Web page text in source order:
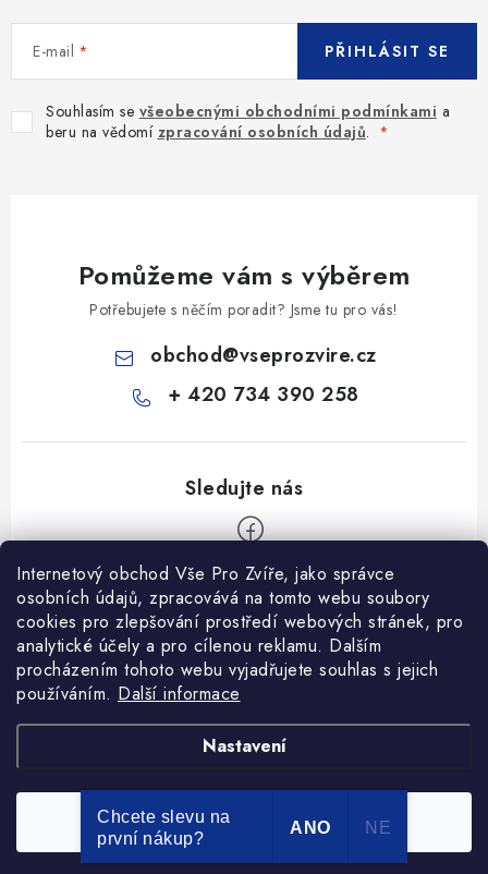
Internetový obchod Vše Pro Zvíře, jako správce
osobních údajů, zpracovává na tomto webu soubory
cookies pro zlepšování prostředí webových stránek, pro
analytické účely a pro cílenou reklamu. Dalším
procházením tohoto webu vyjadřujete souhlas s jejich
používáním. Další informace
Nastavení
Souhlasím
E-mail
Souhlasím se všeobecnými obchodními podmínkami a
beru na vědomí zpracování osobních údajů.
PŘIHLÁSIT SE
Pomůžeme vám s výběrem
Potřebujete s něčím poradit? Jsme tu pro vás!
obchod@vseprozvire.cz
+ 420 734 390 258
Informace pro Vás
Ceník dopravy
Kontakty
Obchodní podmínky
Podmínky ochrany osobních údajů
Heuréka recenze
Vytvořil Shoptet Premium
Copyright 2026Vše Pro Zvíře . Všechna práva vyhrazena.
Chcete slevu na
první nákup?
ANO NE